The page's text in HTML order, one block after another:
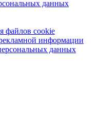
данных
файлов cookie
информации
данных